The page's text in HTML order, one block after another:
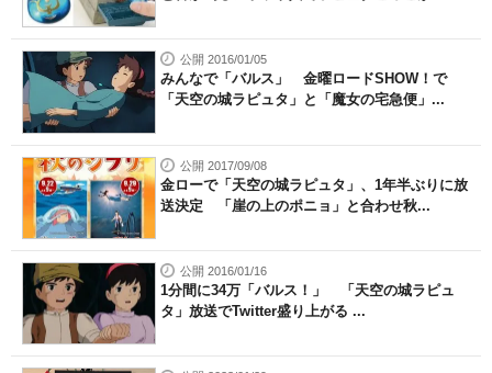
公開 2016/01/05
みんなで「バルス」 金曜ロードSHOW！で
「天空の城ラピュタ」と「魔女の宅急便」...
公開 2017/09/08
金ローで「天空の城ラピュタ」、1年半ぶりに放
送決定 「崖の上のポニョ」と合わせ秋...
公開 2016/01/16
1分間に34万「バルス！」 「天空の城ラピュ
タ」放送でTwitter盛り上がる ...